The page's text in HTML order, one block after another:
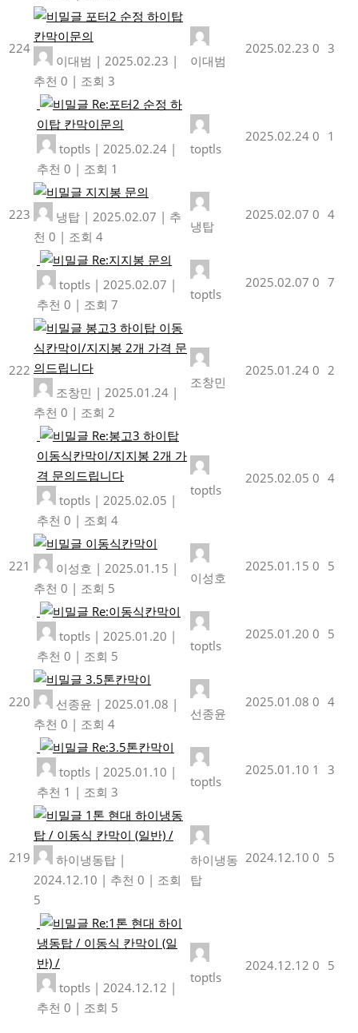
224
포터2 순정 하이탑
칸막이문의
이대범 | 2025.02.23 |
추천 0 | 조회 3
이대범
2025.02.23 0 3
Re:포터2 순정 하
이탑 칸막이문의
toptls | 2025.02.24 |
추천 0 | 조회 1
toptls
2025.02.24 0 1
223
지지봉 문의
냉탑 | 2025.02.07 | 추
천 0 | 조회 4
냉탑
2025.02.07 0 4
Re:지지봉 문의
toptls | 2025.02.07 |
추천 0 | 조회 7
toptls
2025.02.07 0 7
222
봉고3 하이탑 이동
식칸막이/지지봉 2개 가격 문
의드립니다
조창민 | 2025.01.24 |
추천 0 | 조회 2
조창민
2025.01.24 0 2
Re:봉고3 하이탑
이동식칸막이/지지봉 2개 가
격 문의드립니다
toptls | 2025.02.05 |
추천 0 | 조회 4
toptls
2025.02.05 0 4
221
이동식칸막이
이성호 | 2025.01.15 |
추천 0 | 조회 5
이성호
2025.01.15 0 5
Re:이동식칸막이
toptls | 2025.01.20 |
추천 0 | 조회 5
toptls
2025.01.20 0 5
220
3.5톤칸막이
선종윤 | 2025.01.08 |
추천 0 | 조회 4
선종윤
2025.01.08 0 4
Re:3.5톤칸막이
toptls | 2025.01.10 |
추천 1 | 조회 3
toptls
2025.01.10 1 3
219
1톤 현대 하이냉동
탑 / 이동식 칸막이 (일반) /
하이냉동탑 |
2024.12.10 | 추천 0 | 조회
5
하이냉동
탑
2024.12.10 0 5
Re:1톤 현대 하이
냉동탑 / 이동식 칸막이 (일
반) /
toptls | 2024.12.12 |
추천 0 | 조회 5
toptls
2024.12.12 0 5